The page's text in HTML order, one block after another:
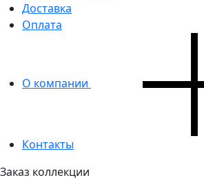
Доставка
Оплата
О компании
Контакты
Заказ коллекции